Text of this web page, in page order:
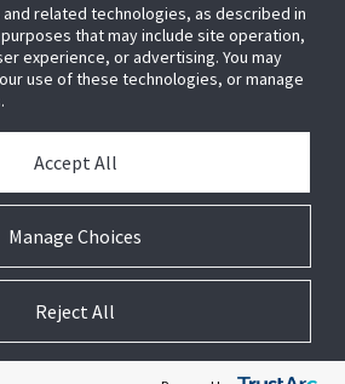
related technologies, as described in
that may include site operation,
experience, or advertising. You may
use of these technologies, or manage
Manage Choices
Accept All
Reject All